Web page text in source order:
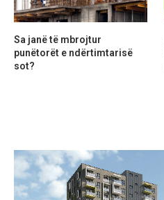
Sa janë të mbrojtur
punëtorët e ndërtimtarisë
sot?